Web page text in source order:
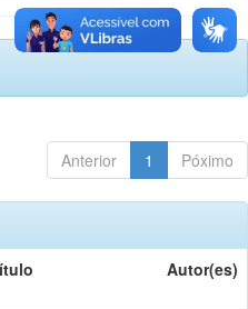
Anterior 1 Póximo
Autor(es)